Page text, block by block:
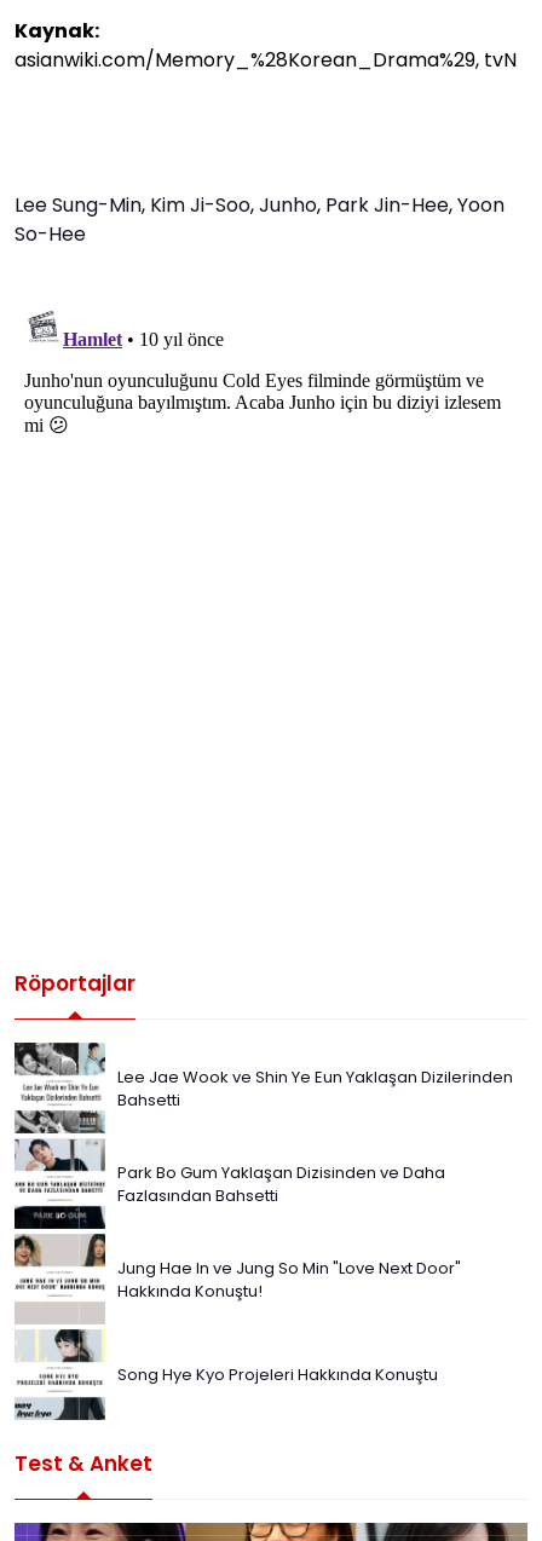
Kaynak:
asianwiki.com/Memory_%28Korean_Drama%29, tvN
Lee Sung-Min, Kim Ji-Soo,Junho, Park Jin-Hee,Yoon
So-Hee
Röportajlar
Lee Jae Wook ve Shin Ye Eun Yaklaşan Dizilerinden
Bahsetti
Park Bo Gum Yaklaşan Dizisinden ve Daha
Fazlasından Bahsetti
Jung Hae In ve Jung So Min "Love Next Door"
Hakkında Konuştu!
Song Hye Kyo Projeleri Hakkında Konuştu
Test & Anket